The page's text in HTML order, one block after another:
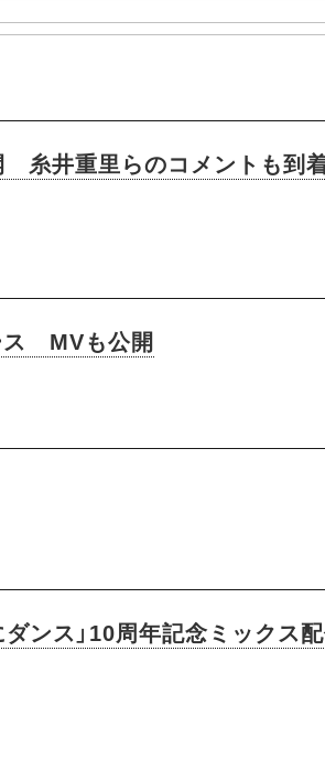
糸井重里らのコメントも到
ス MVも公開
ンス」10周年記念ミックス